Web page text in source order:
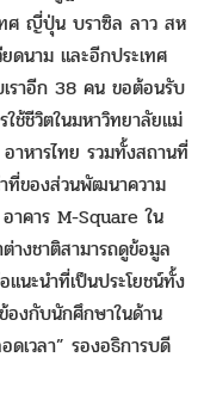
ทศ ญี่ปุ่น บราซิล ลาว สห
ดนาม และอีกประเทศ
ราอีก 38 คน ขอต้อนรับ
ช้ชีวิตในมหาวิทยาลัยแม่
าหารไทย รวมทั้งสถานที่
าที่ของส่วนพัฒนาความ
าคาร M-Square ใน
างชาติสามารถดูข้อมูล
แนะนำที่เป็นประโยชน์ทั้ง
องกับนักศึกษาในด้าน
เวลา” รองอธิการบดี